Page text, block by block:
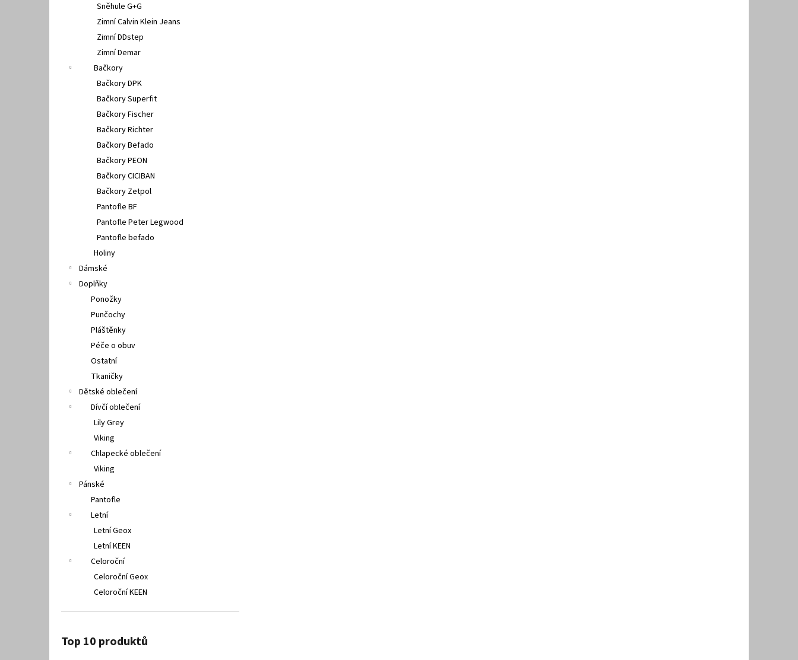
Sněhule G+G
Zimní Calvin Klein Jeans
Zimní DDstep
Zimní Demar
Bačkory
Bačkory DPK
Bačkory Superfit
Bačkory Fischer
Bačkory Richter
Bačkory Befado
Bačkory PEON
Bačkory CICIBAN
Bačkory Zetpol
Pantofle BF
Pantofle Peter Legwood
Pantofle befado
Holiny
Dámské
Doplňky
Ponožky
Punčochy
Pláštěnky
Péče o obuv
Ostatní
Tkaničky
Dětské oblečení
Dívčí oblečení
Lily Grey
Viking
Chlapecké oblečení
Viking
Pánské
Pantofle
Letní
Letní Geox
Letní KEEN
Celoroční
Celoroční Geox
Celoroční KEEN
Top 10 produktů